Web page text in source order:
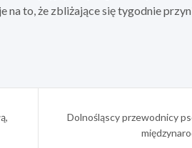
to, że zbliżające się tygodnie
Dolnośląscy przewodnicy